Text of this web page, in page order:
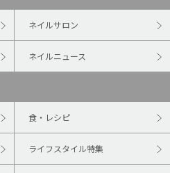
ネイルサロン
ネイルニュース
食・レシピ
ライフスタイル特集